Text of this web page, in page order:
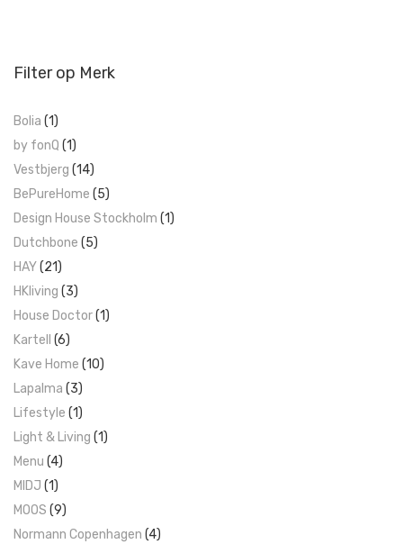
Filter op Merk
Bolia (1)
by fonQ (1)
Vestbjerg (14)
BePureHome (5)
Design House Stockholm (1)
Dutchbone (5)
HAY(21)
HKliving (3)
House Doctor(1)
Kartell (6)
Kave Home (10)
Lapalma (3)
Lifestyle (1)
Light & Living (1)
Menu (4)
MIDJ (1)
MOOS (9)
Normann Copenhagen (4)